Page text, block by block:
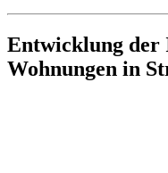
Entwicklung der
Wohnungen in